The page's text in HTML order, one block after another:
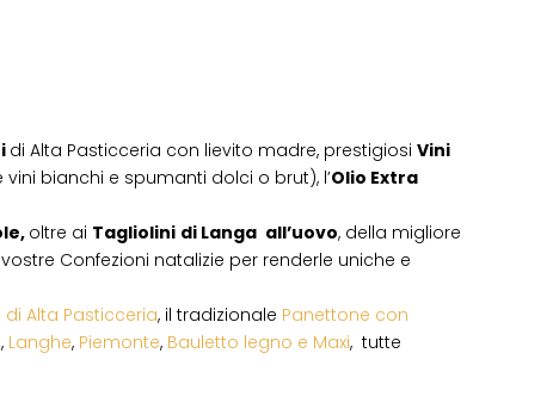
di Alta Pasticceria con lievito madre, prestigiosi Vini
vini bianchi e spumanti dolci o brut), l’Olio Extra
oltre ai Tagliolini di Langa all’uovo, della migliore
Confezioni natalizie per renderle uniche e
di Alta Pasticceria, il tradizionale Panettone con
, Langhe, Piemonte, Bauletto legno e Maxi, tutte